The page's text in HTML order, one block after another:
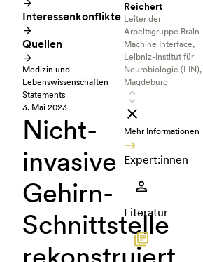
Interessenkonflikte
Quellen
Medizin und
Lebenswissenschaften
Statements
3. Mai 2023
Nicht-
invasive
Gehirn-
Schnittstelle
Reichert
Leiter der
Arbeitsgruppe Brain-
Machine Interface,
Leibniz-Institut für
Neurobiologie (LIN),
Magdeburg
Mehr Informationen
Expert:innen
Literatur